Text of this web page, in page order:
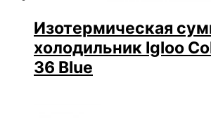
Изотермическая
холодильник Igloo
36 Blue